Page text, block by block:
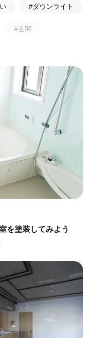
#ダウンライト
#玄関
㎡以下
#戸建
ルリノベーション
#予算
#洗面所
みせ！
を塗装してみよう